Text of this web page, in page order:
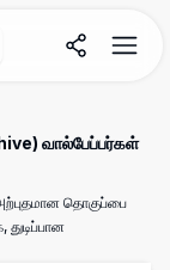
வால்பேப்பர்கள்
தொகுப்பை